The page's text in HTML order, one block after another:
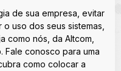
de sua empresa, evitar
uso dos seus sistemas,
como nós, da Altcom,
Fale conosco para uma
como colocar a